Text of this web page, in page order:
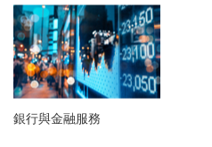
銀行與金融服務